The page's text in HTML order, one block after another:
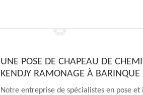
UNE POSE DE CHAPEAU DE
KENDJY RAMONAGE À BARINQUE
Notre entreprise de spécialistes en pose